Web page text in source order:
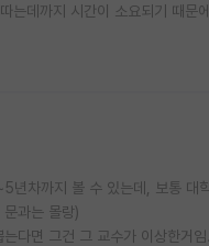
는데까지 시간이 소요되기 때문
년차까지 볼 수 있는데, 보통 대
과는 몰랑)
다면 그건 그 교수가 이상한거